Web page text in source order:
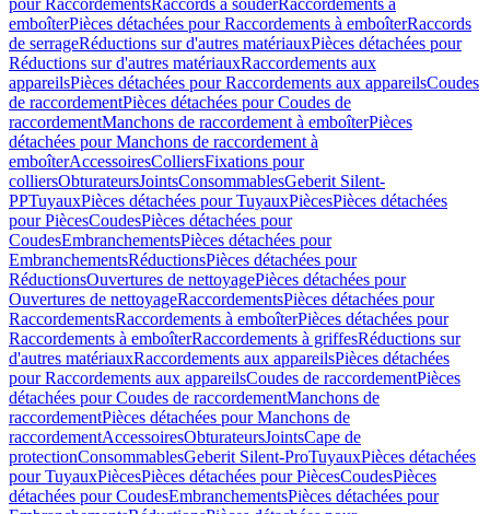
pour RaccordementsRaccords à souderRaccordements à
emboîterPièces détachées pour Raccordements à emboîterRaccords
de serrageRéductions sur d'autres matériauxPièces détachées pour
Réductions sur d'autres matériauxRaccordements aux
appareilsPièces détachées pour Raccordements aux appareilsCoudes
de raccordementPièces détachées pour Coudes de
raccordementManchons de raccordement à emboîterPièces
détachées pour Manchons de raccordement à
emboîterAccessoiresColliersFixations pour
colliersObturateursJointsConsommablesGeberit Silent-
PPTuyauxPièces détachées pour TuyauxPiècesPièces détachées
pour PiècesCoudesPièces détachées pour
CoudesEmbranchementsPièces détachées pour
EmbranchementsRéductionsPièces détachées pour
RéductionsOuvertures de nettoyagePièces détachées pour
Ouvertures de nettoyageRaccordementsPièces détachées pour
RaccordementsRaccordements à emboîterPièces détachées pour
Raccordements à emboîterRaccordements à griffesRéductions sur
d'autres matériauxRaccordements aux appareilsPièces détachées
pour Raccordements aux appareilsCoudes de raccordementPièces
détachées pour Coudes de raccordementManchons de
raccordementPièces détachées pour Manchons de
raccordementAccessoiresObturateursJointsCape de
protectionConsommablesGeberit Silent-ProTuyauxPièces détachées
pour TuyauxPiècesPièces détachées pour PiècesCoudesPièces
détachées pour CoudesEmbranchementsPièces détachées pour